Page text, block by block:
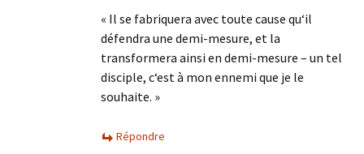
« Il se fabriquera avec toute cause qu‘il
défendra une demi-mesure, et la
transformera ainsi en demi-mesure – un tel
disciple, c‘est à mon ennemi que je le
souhaite. »
Répondre